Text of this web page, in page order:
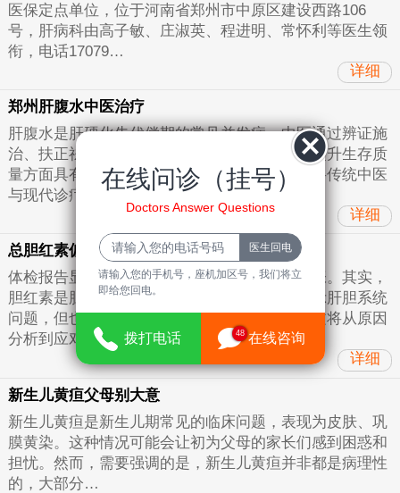
医保定点单位，位于河南省郑州市中原区建设西路106
号，肝病科由高子敏、庄淑英、程进明、常怀利等医生领
衔，电话17079…
详细
郑州肝腹水中医治疗
肝腹水是肝硬化失代偿期的常见并发症，中医通过辨证施
治、扶正祛邪，在改善患者腹胀、腹水症状及提升生存质
量方面具有独特价值。郑州华医大医院肝病科将传统中医
与现代诊疗…
详细
总胆红素偏高怎么办
体检报告显示总胆红素偏高，很多人会感到紧张。其实，
胆红素是胆汁中的重要成分，数值异常可能提示肝胆系统
问题，但也可能与饮食、疲劳等因素有关。本文将从原因
分析到应对…
详细
新生儿黄疸父母别大意
新生儿黄疸是新生儿期常见的临床问题，表现为皮肤、巩
膜黄染。这种情况可能会让初为父母的家长们感到困惑和
担忧。然而，需要强调的是，新生儿黄疸并非都是病理性
的，大部分…
在线问诊（挂号）
Doctors Answer Questions
请输入您的手机号，座机加区号，我们将立
即给您回电。
拨打电话 48 在线咨询